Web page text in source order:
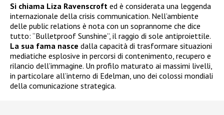
Si chiama Liza Ravenscroft ed è considerata una leggenda
internazionale della crisis communication. Nell’ambiente
delle public relations è nota con un soprannome che dice
tutto: “Bulletproof Sunshine”, il raggio di sole antiproiettile.
La sua fama nasce dalla capacità di trasformare situazioni
mediatiche esplosive in percorsi di contenimento, recupero e
rilancio dell’immagine. Un profilo maturato ai massimi livelli,
in particolare all’interno di Edelman, uno dei colossi mondiali
della comunicazione strategica.